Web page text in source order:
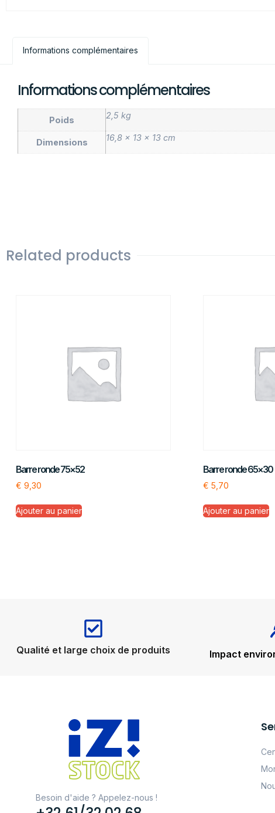
Informations complémentaires
Informations complémentaires
Poids 2,5 kg
Dimensions 16,8 × 13 × 13 cm
Related products
Barre ronde 75×52
€ 9,30
Ajouter au panier
Barre ronde 65×30
€ 5,70
Ajouter au panier
Qualité et large choix de produits Impact
Besoin d'aide ? Appelez-nous !